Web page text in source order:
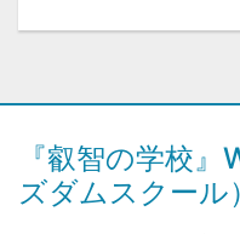
『叡智の学校
ズダムスクール）